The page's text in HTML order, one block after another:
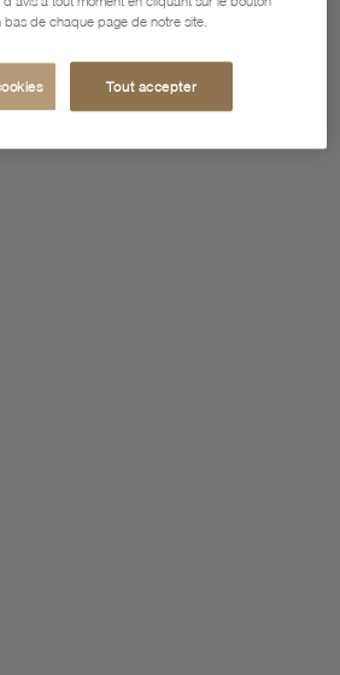
de chaque page de notre site.
Tout accepter